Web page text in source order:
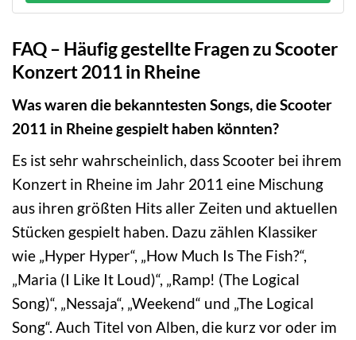
FAQ – Häufig gestellte Fragen zu Scooter
Konzert 2011 in Rheine
Was waren die bekanntesten Songs, die Scooter
2011 in Rheine gespielt haben könnten?
Es ist sehr wahrscheinlich, dass Scooter bei ihrem
Konzert in Rheine im Jahr 2011 eine Mischung
aus ihren größten Hits aller Zeiten und aktuellen
Stücken gespielt haben. Dazu zählen Klassiker
wie „Hyper Hyper“, „How Much Is The Fish?“,
„Maria (I Like It Loud)“, „Ramp! (The Logical
Song)“, „Nessaja“, „Weekend“ und „The Logical
Song“. Auch Titel von Alben, die kurz vor oder im